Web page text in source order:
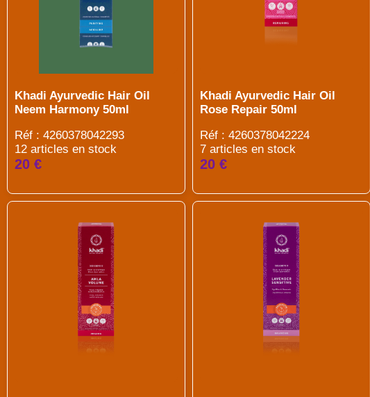
Khadi Ayurvedic Hair Oil
Neem Harmony 50ml
Réf : 4260378042293
12 articles en stock
20 €
Khadi Ayurvedic Hair Oil
Rose Repair 50ml
Réf : 4260378042224
7 articles en stock
20 €